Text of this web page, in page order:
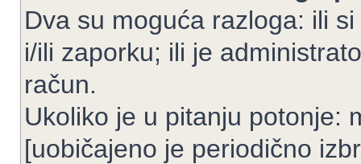
Dva su moguća razloga: ili
i/ili zaporku; ili je
račun.
Ukoliko je u pitanju potonje:
[uobičajeno je periodično